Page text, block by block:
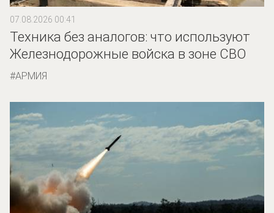
07.08.2026 00:41
Техника без аналогов: что используют
Железнодорожные войска в зоне СВО
АРМИЯ